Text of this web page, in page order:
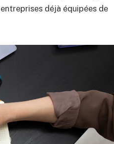
déjà équipées de